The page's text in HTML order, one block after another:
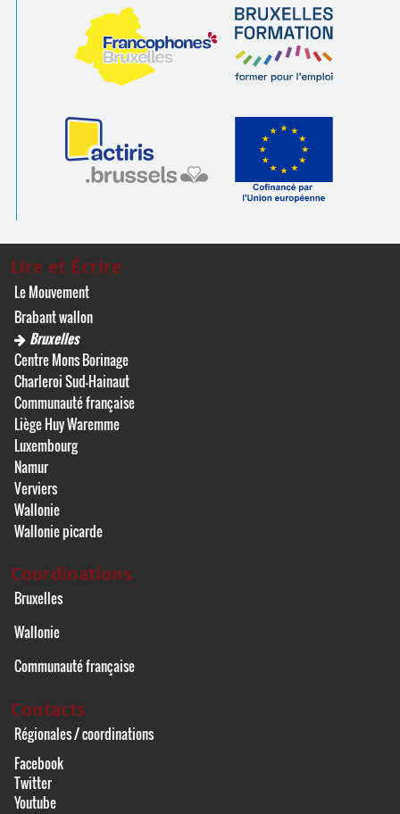
Lire et Écrire
Le Mouvement
Brabant wallon
Bruxelles
Centre Mons Borinage
Charleroi Sud-Hainaut
Communauté française
Liège Huy Waremme
Luxembourg
Namur
Verviers
Wallonie
Wallonie picarde
Coordinations
Bruxelles
Wallonie
Communauté française
Contacts
Régionales / coordinations
Facebook
Twitter
Youtube